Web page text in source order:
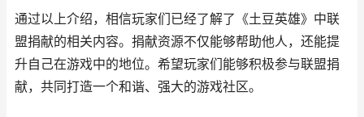
通过以上介绍，相信玩家们已经了解了《土豆英雄》中联
盟捐献的相关内容。捐献资源不仅能够帮助他人，还能提
升自己在游戏中的地位。希望玩家们能够积极参与联盟捐
献，共同打造一个和谐、强大的游戏社区。